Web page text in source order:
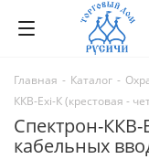
Главная - Каталог -
ККВ-Exi-К (крестовая -
Спектрон-ККВ-
кабельных